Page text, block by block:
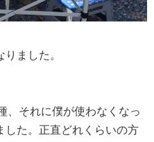
ました。
、それに僕が使わなくなっ
した。正直どれくらいの方